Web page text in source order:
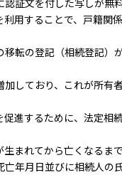
証文を付した写しが無
用することで、戸籍関
転の登記（相続登記）
しており、これが所有
進するために、法定相
まれてから亡くなるま
年月日並びに相続人の